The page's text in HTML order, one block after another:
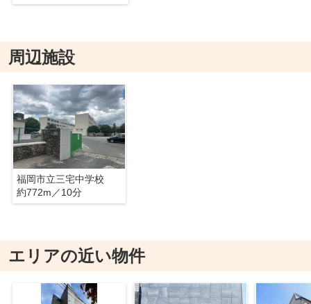
周辺施設
福岡市立三宅中学校
約772m／10分
エリアの近い物件